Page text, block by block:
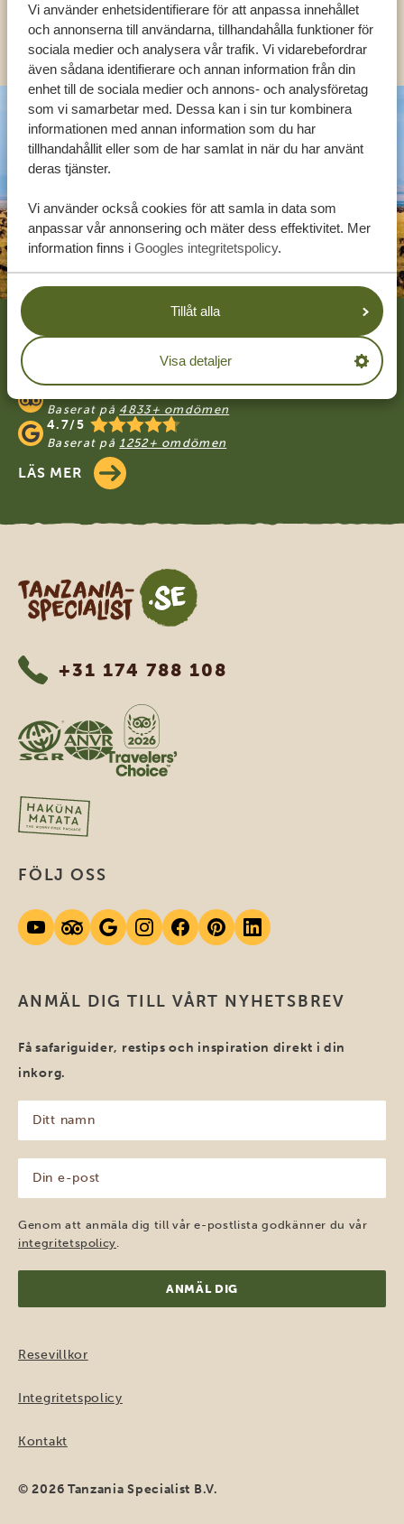
Vi använder enhetsidentifierare för att anpassa innehållet
och annonserna till användarna, tillhandahålla funktioner för
sociala medier och analysera vår trafik. Vi vidarebefordrar
även sådana identifierare och annan information från din
enhet till de sociala medier och annons- och analysföretag
som vi samarbetar med. Dessa kan i sin tur kombinera
informationen med annan information som du har
tillhandahållit eller som de har samlat in när du har använt
deras tjänster.
Vi använder också cookies för att samla in data som
anpassar vår annonsering och mäter dess effektivitet. Mer
information finns i Googles integritetspolicy.
Tillåt alla
Visa detaljer
KONTAKT
Footer
VÅRA KUNDER REKOMMENDERAR
TANZANIA SPECIALIST
Baserat på 4833+ omdömen
4.7/5
Baserat på1252+ omdömen
LÄS MER
Tanzania Specialist
+31 174 788 108
ANMÄL DIG TILL VÅRT NYHETSBREV
Få safariguider, restips och inspiration direkt i din
inkorg.
namn
(Obligatoriskt)
post
(Obligatoriskt)
Genom att anmäla dig till vår e-postlista godkänner du vår
integritetspolicy.
FÖLJ OSS
Resevillkor
Integritetspolicy
Kontakt
© 2026 Tanzania Specialist B.V.